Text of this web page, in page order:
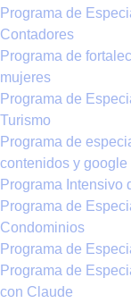
Programa de
Contadores
Programa de
mujeres
Programa de
Turismo
Programa de
contenidos y google
Programa Intensivo
Programa de
Condominios
Programa de
Programa de
con Claude